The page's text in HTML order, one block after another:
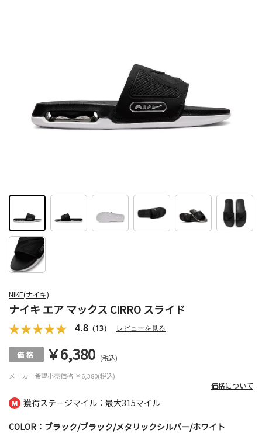
獲得ステージマイル：最大315マイル
NIKE(ナイキ)
ナイキ エア マックス CIRRO スライド
4.8 （13） レビューを見る
メーカー希望小売価格 ￥6,380(税込)
￥6,380 (税込)
価格について
COLOR：ブラック/ブラック/メタリックシルバー/ホワイト